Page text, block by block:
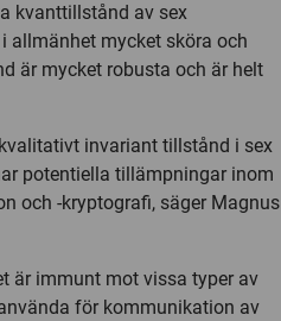
kvanttillstånd av sex
allmänhet mycket sköra och
är mycket robusta och är helt
invariant tillstånd i sex
potentiella tillämpningar inom
och -kryptografi, säger Magnus
är immunt mot vissa typer av
för kommunikation av